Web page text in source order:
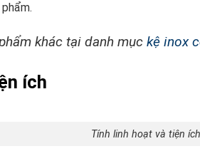
khác tại danh mục kệ inox
ích
Tính linh hoạt và tiện ích